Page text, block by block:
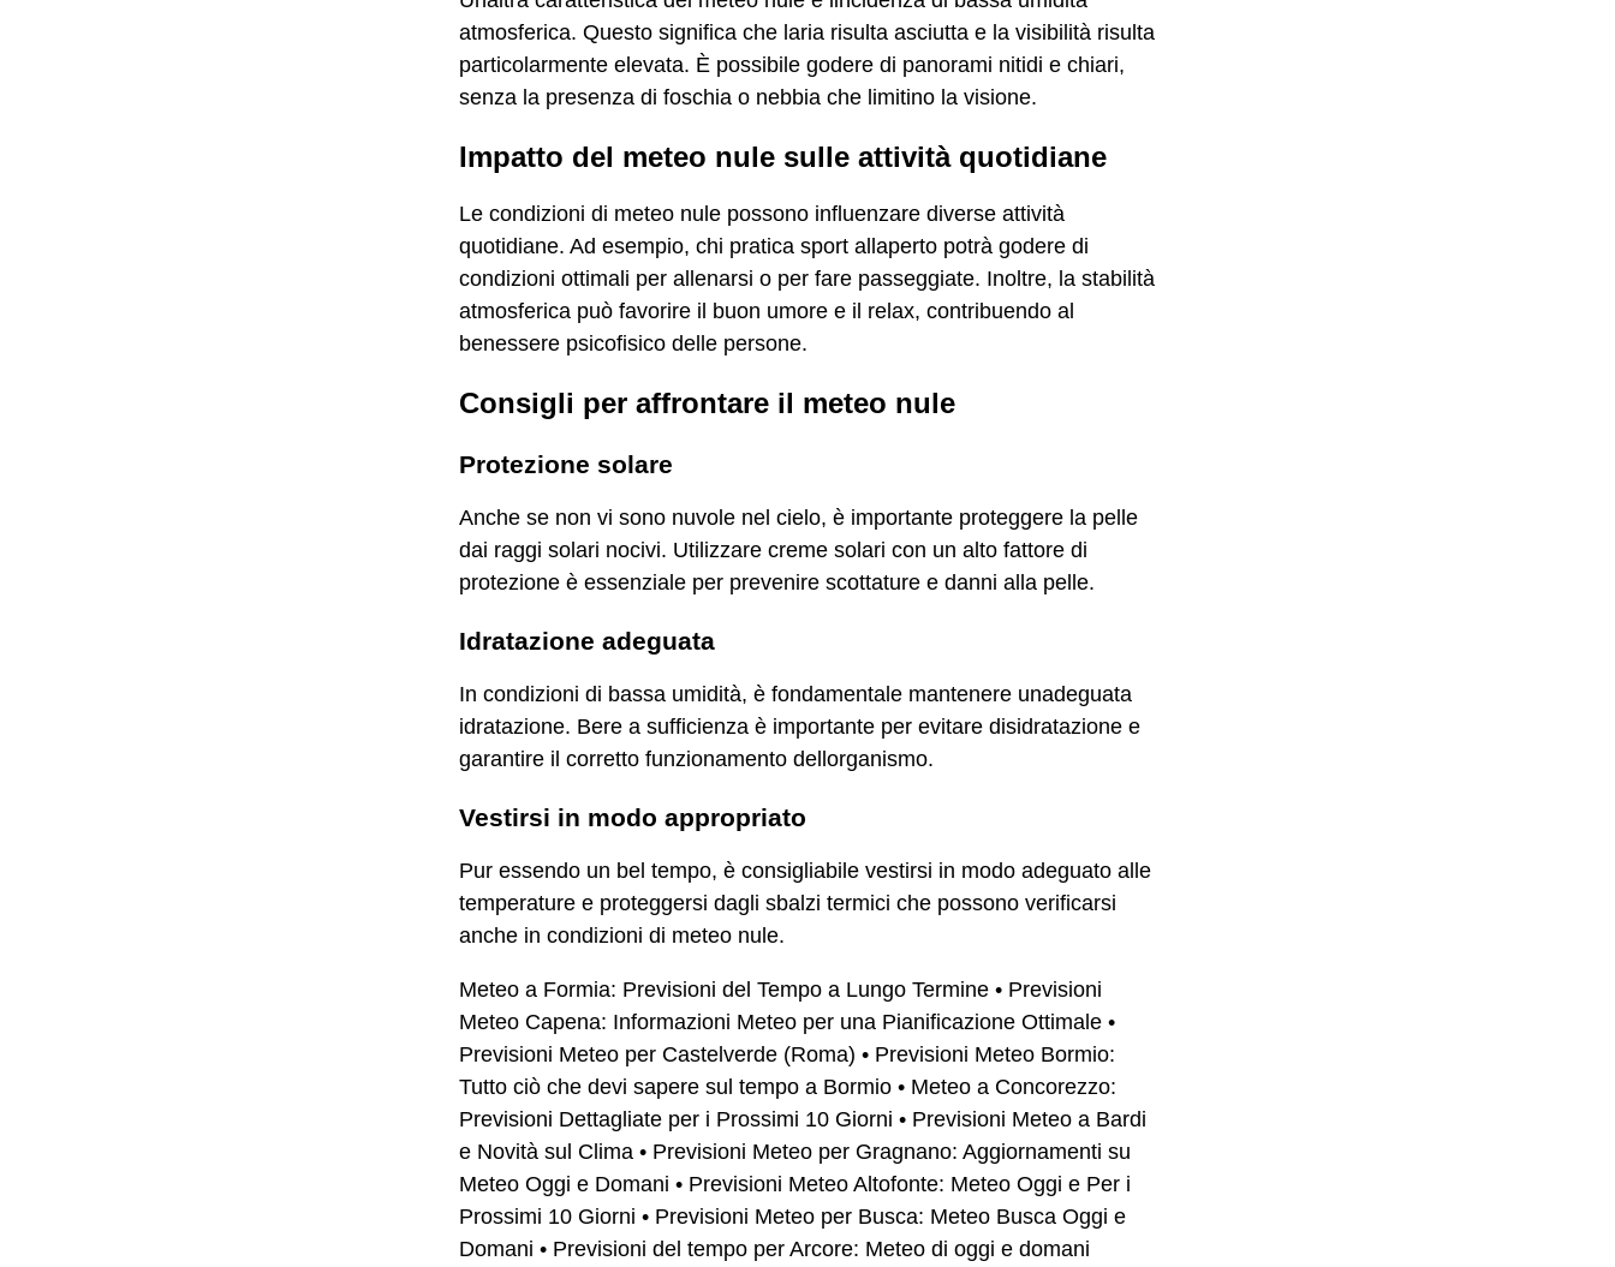
atmosferica. Questo significa che laria risulta asciutta e la visibilità risulta
particolarmente elevata. È possibile godere di panorami nitidi e chiari,
senza la presenza di foschia o nebbia che limitino la visione.
Impatto del meteo nule sulle attività quotidiane
Le condizioni di meteo nule possono influenzare diverse attività
quotidiane. Ad esempio, chi pratica sport allaperto potrà godere di
condizioni ottimali per allenarsi o per fare passeggiate. Inoltre, la stabilità
atmosferica può favorire il buon umore e il relax, contribuendo al
benessere psicofisico delle persone.
Consigli per affrontare il meteo nule
Protezione solare
Anche se non vi sono nuvole nel cielo, è importante proteggere la pelle
dai raggi solari nocivi. Utilizzare creme solari con un alto fattore di
protezione è essenziale per prevenire scottature e danni alla pelle.
Idratazione adeguata
In condizioni di bassa umidità, è fondamentale mantenere unadeguata
idratazione. Bere a sufficienza è importante per evitare disidratazione e
garantire il corretto funzionamento dellorganismo.
Vestirsi in modo appropriato
Pur essendo un bel tempo, è consigliabile vestirsi in modo adeguato alle
temperature e proteggersi dagli sbalzi termici che possono verificarsi
anche in condizioni di meteo nule.
Meteo a Formia: Previsioni del Tempo a Lungo Termine • Previsioni
Meteo Capena: Informazioni Meteo per una Pianificazione Ottimale •
Previsioni Meteo per Castelverde (Roma) • Previsioni Meteo Bormio:
Tutto ciò che devi sapere sul tempo a Bormio • Meteo a Concorezzo:
Previsioni Dettagliate per i Prossimi 10 Giorni • Previsioni Meteo a Bardi
e Novità sul Clima • Previsioni Meteo per Gragnano: Aggiornamenti su
Meteo Oggi e Domani • Previsioni Meteo Altofonte: Meteo Oggi e Per i
Prossimi 10 Giorni • Previsioni Meteo per Busca: Meteo Busca Oggi e
Domani • Previsioni del tempo per Arcore: Meteo di oggi e domani